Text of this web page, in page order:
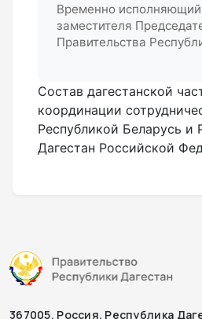
Временно исполняющий
заместителя
Правительства
Состав дагестанской
координации
Республикой Беларусь и
Дагестан Российской
367005, Россия, Республика